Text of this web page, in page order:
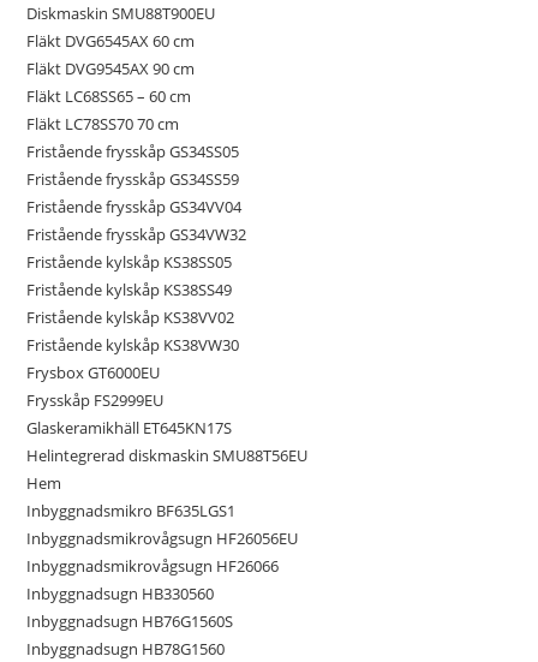
Diskmaskin SMU88T900EU
Fläkt DVG6545AX 60 cm
Fläkt DVG9545AX 90 cm
Fläkt LC68SS65 – 60 cm
Fläkt LC78SS70 70 cm
Fristående frysskåp GS34SS05
Fristående frysskåp GS34SS59
Fristående frysskåp GS34VV04
Fristående frysskåp GS34VW32
Fristående kylskåp KS38SS05
Fristående kylskåp KS38SS49
Fristående kylskåp KS38VV02
Fristående kylskåp KS38VW30
Frysbox GT6000EU
Frysskåp FS2999EU
Glaskeramikhäll ET645KN17S
Helintegrerad diskmaskin SMU88T56EU
Hem
Inbyggnadsmikro BF635LGS1
Inbyggnadsmikrovågsugn HF26056EU
Inbyggnadsmikrovågsugn HF26066
Inbyggnadsugn HB330560
Inbyggnadsugn HB76G1560S
Inbyggnadsugn HB78G1560